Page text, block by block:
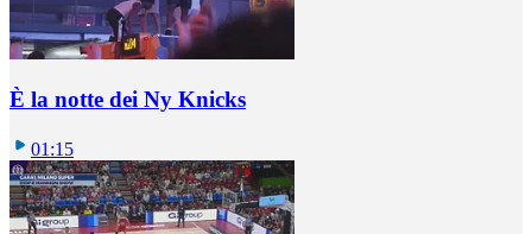
È la notte dei Ny Knicks
01:15